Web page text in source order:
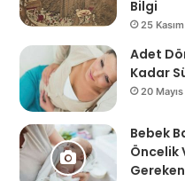
Bilgi
25
Adet
Kadar
20
Bebek
Öncelik